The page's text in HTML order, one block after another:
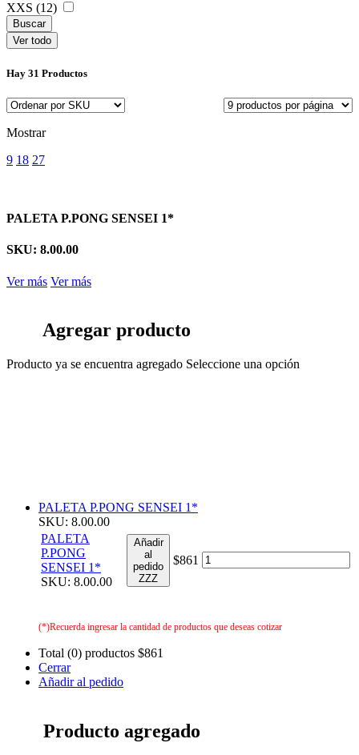
XXS (12)
Ver todo
Hay 31 Productos
Mostrar
9 18 27
PALETA P.PONG SENSEI 1*
SKU: 8.00.00
Ver más Ver más
Agregar producto
Producto ya se encuentra agregado Seleccione una opción
PALETA P.PONG SENSEI 1*
SKU: 8.00.00
PALETA
P.PONG
SENSEI 1*
SKU: 8.00.00
Añadir
al
pedido
ZZZ
$861
(*)Recuerda ingresar la cantidad de productos que deseas cotizar
Total (0) productos $861
Cerrar
Añadir al pedido
Producto agregado